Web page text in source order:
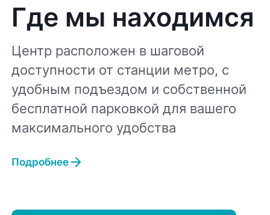
Где мы находимся
Центр расположен в шаговой
доступности от станции метро, с
удобным подъездом и собственной
бесплатной парковкой для вашего
максимального удобства
Подробнее